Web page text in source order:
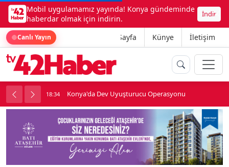
Mobil uygulamamız yayında! Konya gündeminde
haberdar olmak için indirin.
İndir
Canlı Yayın Ana Sayfa Künye İletişim
18:34 Konya'da Dev Uyuşturucu Operasyonu